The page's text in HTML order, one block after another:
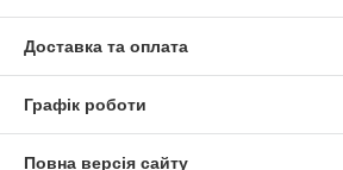
Доставка та оплата
Графік роботи
Повна версія сайту